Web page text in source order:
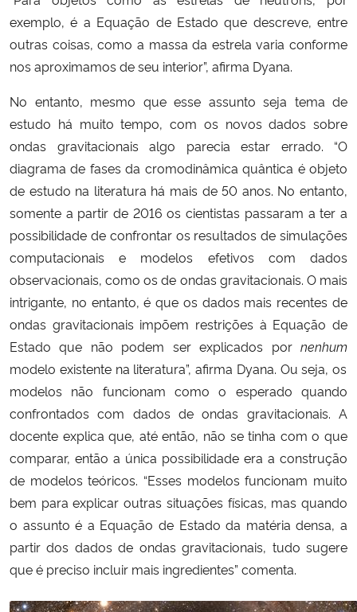
exemplo, é a Equação de Estado que descreve, entre
outras coisas, como a massa da estrela varia conforme
nos aproximamos de seu interior”, afirma Dyana.
No entanto, mesmo que esse assunto seja tema de
estudo há muito tempo, com os novos dados sobre
ondas gravitacionais algo parecia estar errado. “O
diagrama de fases da cromodinâmica quântica é objeto
de estudo na literatura há mais de50 anos. No entanto,
somente a partir de 2016 os cientistas passaram a ter a
possibilidade de confrontar os resultados de simulações
computacionais e modelos efetivos com dados
observacionais, como os de ondas gravitacionais. O mais
intrigante, no entanto, é que os dados mais recentes de
ondas gravitacionais impõem restrições à Equação de
Estado que não podem ser explicados por nenhum
modelo existente na literatura”, afirma Dyana. Ou seja, os
modelos não funcionam como o esperado quando
confrontados com dados de ondas gravitacionais. A
docente explica que, até então, não se tinha com o que
comparar, então a única possibilidade era a construção
de modelos teóricos. “Esses modelos funcionam muito
bem para explicar outras situações físicas, mas quando
o assunto é a Equação de Estado da matéria densa, a
partir dos dados de ondas gravitacionais, tudo sugere
que é preciso incluir mais ingredientes” comenta.